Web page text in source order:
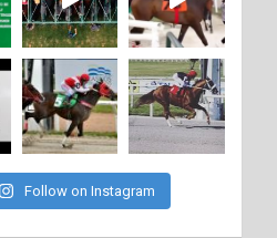
Follow on Instagram